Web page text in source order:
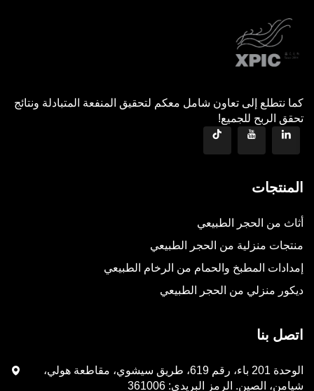
كما نتطلع إلى تعاون شامل معكم لتحقيق المنفعة المتبادلة ونتائج
تحقق الربح للجميع!
المنتجات
أثاث من الحجر الطبيعي
منتجات منزلية من الحجر الطبيعي
إمدادات المطبخ والحمام من الرخام الطبيعي
ديكور منزلي من الحجر الطبيعي
اتصل بنا
الوحدة 201 باء، رقم 619، طريق سيشوي، مقاطعة هولي،
شيامن، الصين. الرمز البريدي: 361006